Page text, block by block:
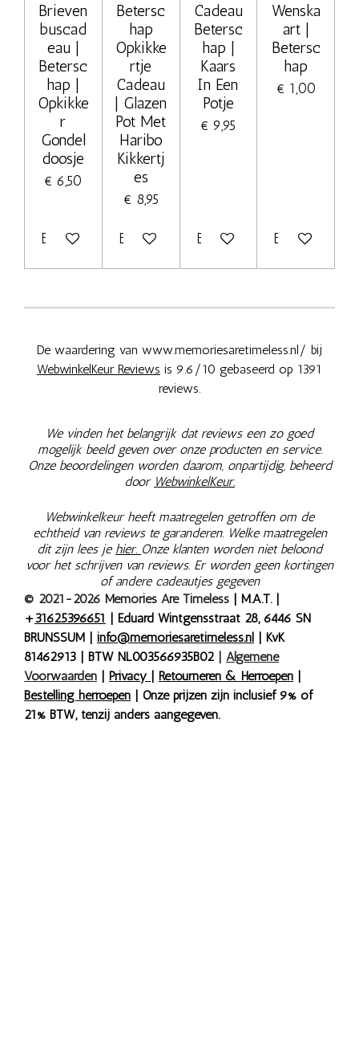
Brieven
buscad
eau |
Betersc
hap |
Opkikke
r
Gondel
doosje
€ 6,50
Bekijk details
Betersc
hap
Opkikke
rtje
Cadeau
| Glazen
Pot Met
Haribo
Kikkertj
es
€ 8,95
Bekijk details
Cadeau
Betersc
hap |
Kaars
In Een
Potje
€ 9,95
Bekijk details
Wenska
art |
Betersc
hap
€ 1,00
Bekijk details
De waardering van www.memoriesaretimeless.nl/ bij
WebwinkelKeur Reviews is 9.6/10 gebaseerd op 1391
reviews.
We vinden het belangrijk dat reviews een zo goed
mogelijk beeld geven over onze producten en service.
Onze beoordelingen worden daarom, onpartijdig, beheerd
door WebwinkelKeur.
Webwinkelkeur heeft maatregelen getroffen om de
echtheid van reviews te garanderen. Welke maatregelen
dit zijn lees je hier. Onze klanten worden niet beloond
voor het schrijven van reviews. Er worden geen kortingen
of andere cadeautjes gegeven
© 2021-2026 Memories Are Timeless | M.A.T. |
+31625396651 | Eduard Wintgensstraat 28, 6446 SN
BRUNSSUM | info@memoriesaretimeless.nl | KvK
81462913 | BTW NL003566935B02 | Algemene
Voorwaarden | Privacy | Retourneren & Herroepen |
Bestelling herroepen | Onze prijzen zijn inclusief 9% of
21% BTW, tenzij anders aangegeven.